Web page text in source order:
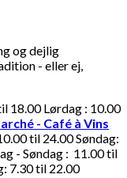
og dejlig
- eller ej,
18.00 Lørdag : 10.00
- Café à Vins
til 24.00 Søndag:
- Søndag : 11.00 til
7.30 til 22.00